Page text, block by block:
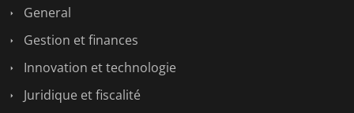
General
Gestion et finances
Innovation et technologie
Juridique et fiscalité